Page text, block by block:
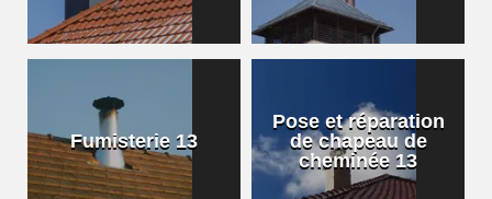
Fumisterie 13
Pose et réparation
de chapeau de
cheminée 13